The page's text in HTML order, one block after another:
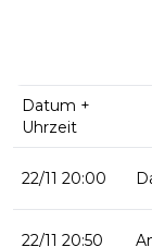
Datum +
Uhrzeit
22/11 20:00
22/11 20:50